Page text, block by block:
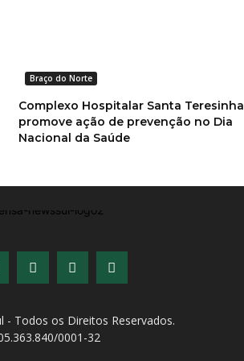
Braço do Norte
Complexo Hospitalar Santa Teresinha
promove ação de prevenção no Dia
Nacional da Saúde
- Todos os Direitos Reservados.
0001-32